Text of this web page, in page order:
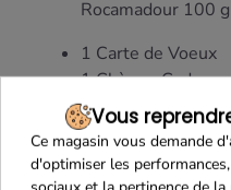
Rocamadour 100 g
1 Carte de Voeux
1 Chèque Cadeau
valoir sur foie-
1 Panier
avec Anses (35 x
Vous
Ce magasin vous demande
d'optimiser les